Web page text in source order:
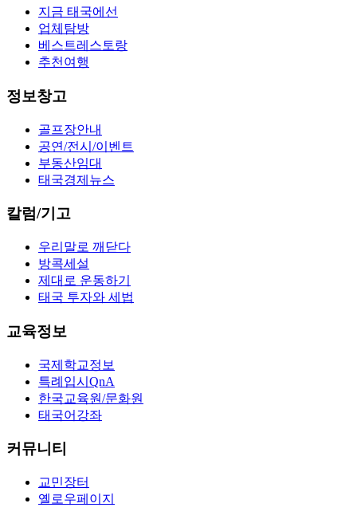
지금 태국에선
업체탐방
베스트레스토랑
추천여행
정보창고
골프장안내
공연/전시/이벤트
부동산임대
태국경제뉴스
칼럼/기고
우리말로 깨닫다
방콕세설
제대로 운동하기
태국 투자와 세법
교육정보
국제학교정보
특례입시QnA
한국교육원/문화원
태국어강좌
커뮤니티
교민장터
옐로우페이지